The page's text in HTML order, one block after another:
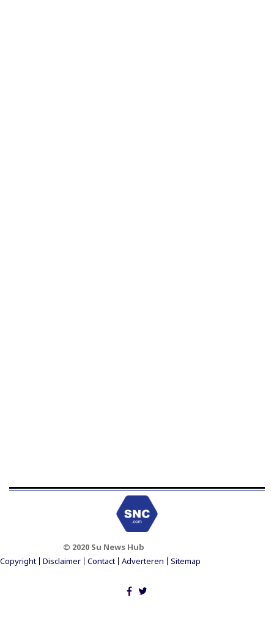
© 2020 Su News Hub
Footer Menu
Copyright Disclaimer Contact Adverteren Sitemap